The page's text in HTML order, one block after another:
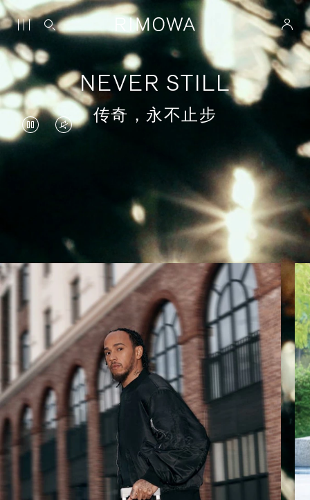
NEVER STILL
传奇，永不止步
视
按
下
播
放。
视
音，
请
点
击
按
钮
取
消
静
音
意义非凡的旅程